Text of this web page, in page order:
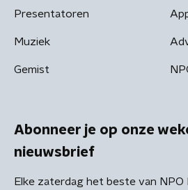
Presentatoren
Muziek
Gemist
Abonneer je op onze
nieuwsbrief
Elke zaterdag het beste van NPO